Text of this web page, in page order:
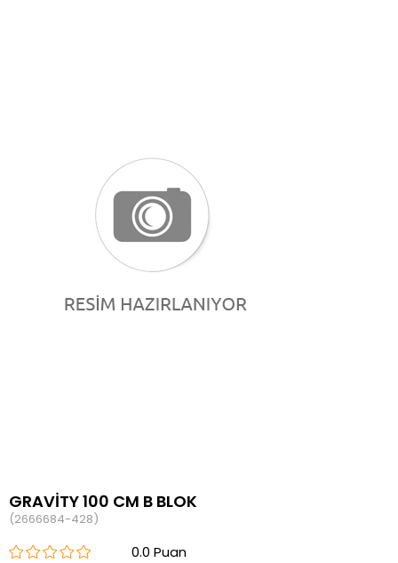
GRAVİTY 100 CM B BLOK
(2666684-428)
0.0